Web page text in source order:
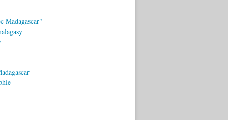
Madagascar"